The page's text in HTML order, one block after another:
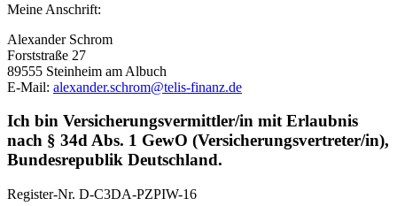
Meine Anschrift:
Alexander Schrom
Forststraße 27
89555 Steinheim am Albuch
E-Mail: alexander.schrom@telis-finanz.de
Ich bin Versicherungsvermittler/in mit Erlaubnis
nach § 34d Abs. 1 GewO (Versicherungsvertreter/in),
Bundesrepublik Deutschland.
Register-Nr. D-C3DA-PZPIW-16